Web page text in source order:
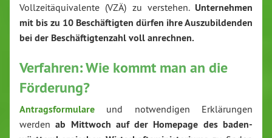
Vollzeitäquivalente (VZÄ) zu verstehen. Unternehmen
mit bis zu 10 Beschäftigten dürfen ihre Auszubildenden
bei der Beschäftigtenzahl voll anrechnen.
Verfahren: Wie kommt man an die
Förderung?
Antragsformulare
und notwendigen Erklärungen
werdenab Mittwoch auf der Homepage des baden-